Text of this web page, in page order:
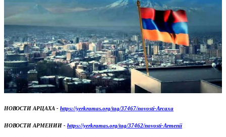
НОВОСТИ АРЦАХА - https://yerkramas.org/tag/37467/novosti-Arcaxa
НОВОСТИ АРМЕНИИ - https://yerkramas.org/tag/37462/novosti-Armenii